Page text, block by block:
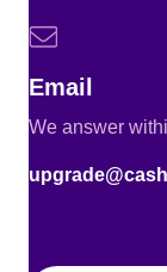
Email
We answer